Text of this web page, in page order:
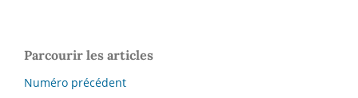
Parcourir les articles
Numéro précédent